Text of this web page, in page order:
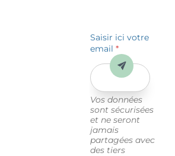
Saisir ici votre
email*
Vos données
sont sécurisées
et ne seront
jamais
partagées avec
des tiers
Envoyer